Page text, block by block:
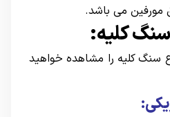
مورفین می باشد.
کلیه:
سنگ کلیه را مشاهده خواهید